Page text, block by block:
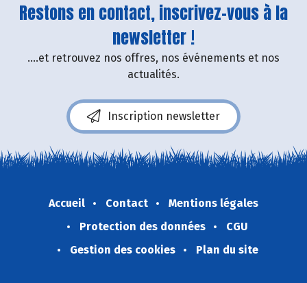
Restons en contact, inscrivez-vous à la
newsletter !
....et retrouvez nos offres, nos événements et nos
actualités.
Inscription newsletter
Accueil Contact
Mentions légales
Protection des données
CGU
Gestion des cookies
Plan du site